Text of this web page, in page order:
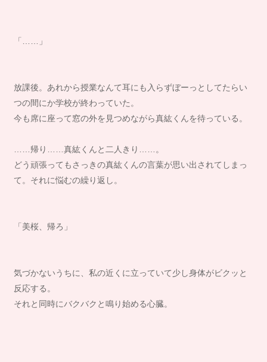
「……」
放課後。あれから授業なんて耳にも入らずぼーっとしてたらい
つの間にか学校が終わっていた。
今も席に座って窓の外を見つめながら真紘くんを待っている。
……帰り……真紘くんと二人きり……。
どう頑張ってもさっきの真紘くんの言葉が思い出されてしまっ
て。それに悩むの繰り返し。
「美桜、帰ろ」
気づかないうちに、私の近くに立っていて少し身体がビクッと
反応する。
それと同時にバクバクと鳴り始める心臓。